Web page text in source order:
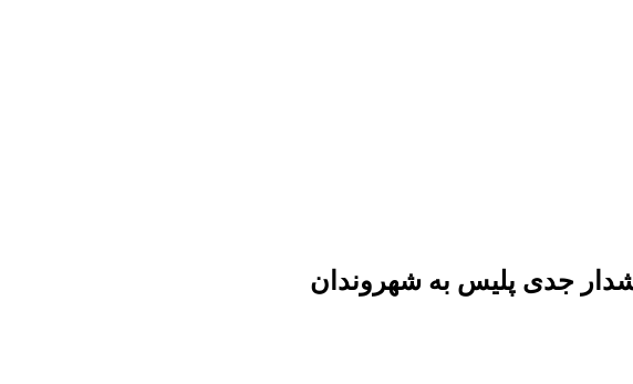
هشدار جدی پلیس به شهروندان